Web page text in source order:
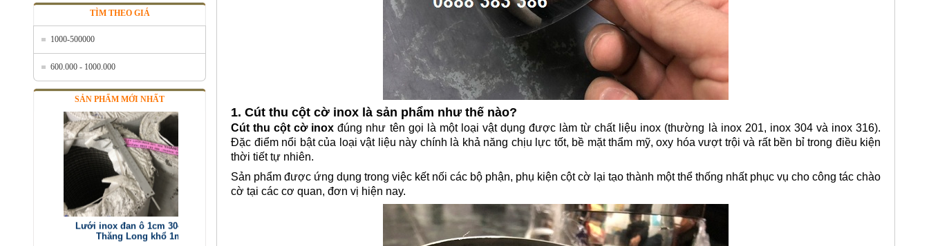
TÌM THEO GIÁ
1000-500000
600.000 - 1000.000
SẢN PHẨM MỚI NHẤT
Call
Lưới inox đan ô 1cm 304 TLG
Thăng Long khổ 1m
Mã SP: TLG031cm33-304
145.000 đ
1. Cút thu cột cờ inox là sản phẩm như thế nào?
Cút thu cột cờ inox đúng như tên gọi là một loại vật dụng được làm từ chất liệu inox (thường là inox 201, inox 304 và inox 316).
Đặc điểm nổi bật của loại vật liệu này chính là khả năng chịu lực tốt, bề mặt thẩm mỹ, oxy hóa vượt trội và rất bền bỉ trong điều kiện
thời tiết tự nhiên.
Sản phẩm được ứng dụng trong việc kết nối các bộ phận, phụ kiện cột cờ lại tạo thành một thể thống nhất phục vụ cho công tác chào
cờ tại các cơ quan, đơn vị hiện nay.